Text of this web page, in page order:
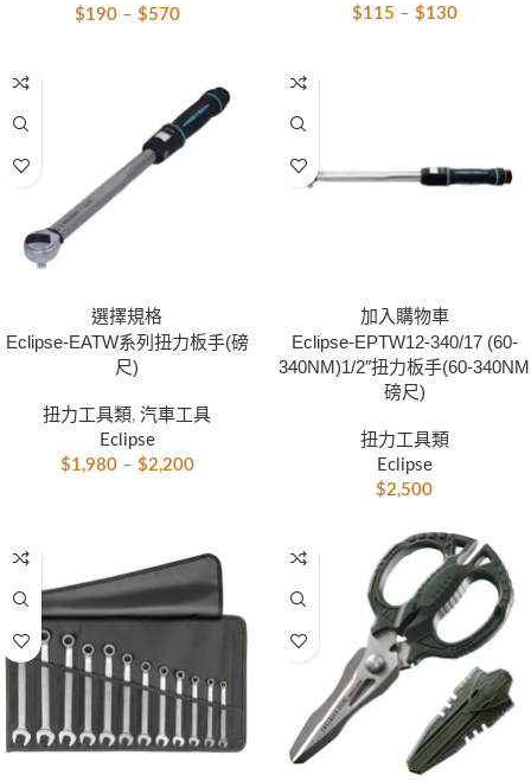
$190 – $570
$115 – $130
選擇規格
Eclipse-EATW系列扭力板手(磅
尺)
扭力工具類 , 汽車工具
Eclipse
$1,980 – $2,200
加入購物車
Eclipse-EPTW12-340/17 (60-
340NM)1/2″扭力板手(60-340NM
磅尺)
扭力工具類
Eclipse
$2,500